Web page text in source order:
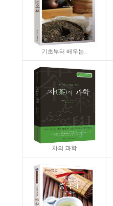
기초부터 배우는..
차의 과학